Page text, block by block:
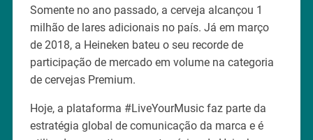
Somente no ano passado, a cerveja alcançou 1
milhão de lares adicionais no país. Já em março
de 2018, a Heineken bateu o seu recorde de
participação de mercado em volume na categoria
de cervejas Premium.
Hoje, a plataforma #LiveYourMusic faz parte da
estratégia global de comunicação da marca e é